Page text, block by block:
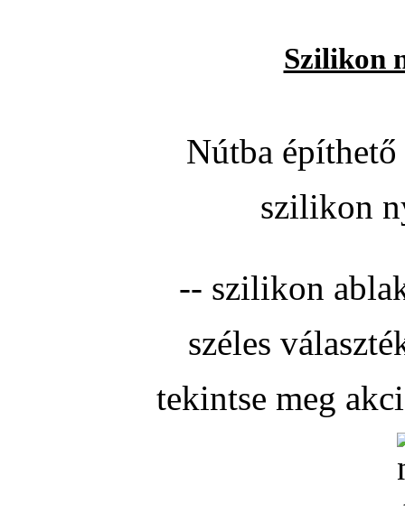
Szilikon
Nútba
szilikon
-- szilikon
széles
tekintse meg